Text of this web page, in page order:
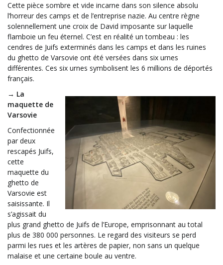
Cette pièce sombre et vide incarne dans son silence absolu
l’horreur des camps et de l’entreprise nazie. Au centre règne
solennellement une croix de David imposante sur laquelle
flamboie un feu éternel. C’est en réalité un tombeau : les
cendres de Juifs exterminés dans les camps et dans les ruines
du ghetto de Varsovie ont été versées dans six urnes
différentes. Ces six urnes symbolisent les 6 millions de déportés
français.
→ La
maquette de
Varsovie
Confectionnée
par deux
rescapés Juifs,
cette
maquette du
ghetto de
Varsovie est
saisissante. Il
s’agissait du
plus grand ghetto de Juifs de l’Europe, emprisonnant au total
plus de 380 000 personnes. Le regard des visiteurs se perd
parmi les rues et les artères de papier, non sans un quelque
malaise et une certaine boule au ventre.